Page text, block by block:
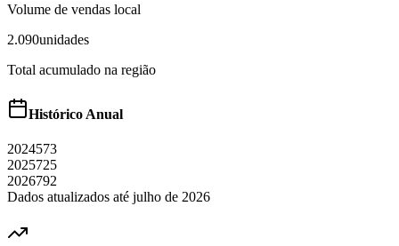
Volume de vendas local
2.090unidades
Total acumulado na região
Histórico Anual
2024573
2025725
2026792
Dados atualizados até julho de 2026